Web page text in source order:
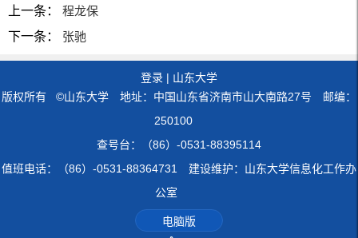
上一条：
程龙保
下一条：
张驰
登录 | 山东大学
版权所有 ©山东大学 地址：中国山东省济南市山大南路27号 邮编：
250100
查号台：（86）-0531-88395114
值班电话：（86）-0531-88364731 建设维护：山东大学信息化工作办
公室
电脑版